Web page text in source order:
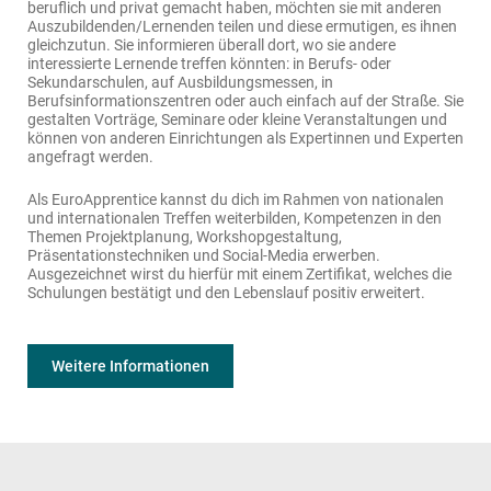
Ich kann
angefragt
werden für:
gebraucht werden kann:
Infostand,Infoveranstaltung,
Jugendevent,Kulturevent,
Projektarbeit,
Schulveranstaltung,Workshop
/ Seminar…
beruflich und privat gemacht haben, möchten sie mit anderen
Auszubildenden/Lernenden teilen und diese ermutigen, es ihnen
gleichzutun. Sie informieren überall dort, wo sie andere
interessierte Lernende treffen könnten: in Berufs- oder
Sekundarschulen, auf Ausbildungsmessen, in
Berufsinformationszentren oder auch einfach auf der Straße. Sie
gestalten Vorträge, Seminare oder kleine Veranstaltungen und
können von anderen Einrichtungen als Expertinnen und Experten
angefragt werden.
Als EuroApprentice kannst du dich im Rahmen von nationalen
und internationalen Treffen weiterbilden, Kompetenzen in den
Themen Projektplanung, Workshopgestaltung,
Präsentationstechniken und Social-Media erwerben.
Ausgezeichnet wirst du hierfür mit einem Zertifikat, welches die
Schulungen bestätigt und den Lebenslauf positiv erweitert.
ganz egal ob du noch zur Schule gehst oder du bereits im
Berufsleben angekommen bist? Wir suchen immer wieder
Botschafter und Botschafterinnen zur Verbreitung des
Weitere Informationen